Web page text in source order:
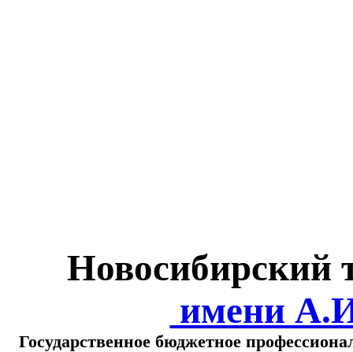
Новосибирский
имени
Государственное бюджетное